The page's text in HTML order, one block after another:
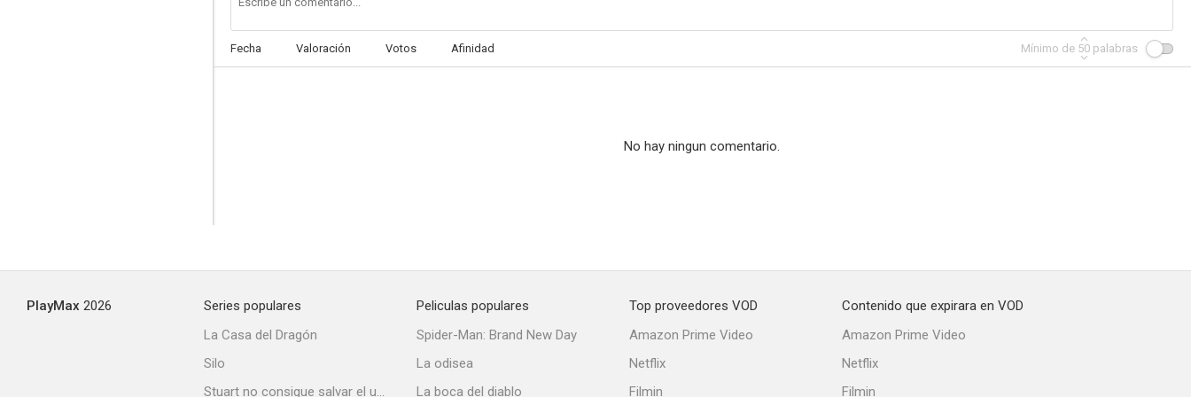
Fecha Valoración Votos Afinidad Mínimo de 50 palabras
No hay ningun comentario.
PlayMax 2026
Series populares
La Casa del Dragón
Silo
Stuart no consigue salvar el universo
Peliculas populares
Spider-Man: Brand New Day
La odisea
La boca del diablo
Top proveedores VOD
Amazon Prime Video
Netflix
Filmin
Contenido que expirara en VOD
Amazon Prime Video
Netflix
Filmin